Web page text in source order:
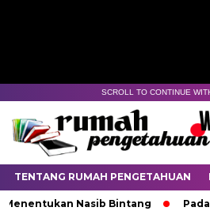
SCROLL TO CONTINUE
TENTANG RUMAH PENGETAHUAN
Nasib Bintang Padamnya